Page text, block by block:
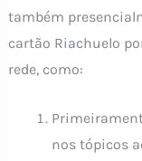
também
cartão Riachuelo
rede, como:
nos tópicos